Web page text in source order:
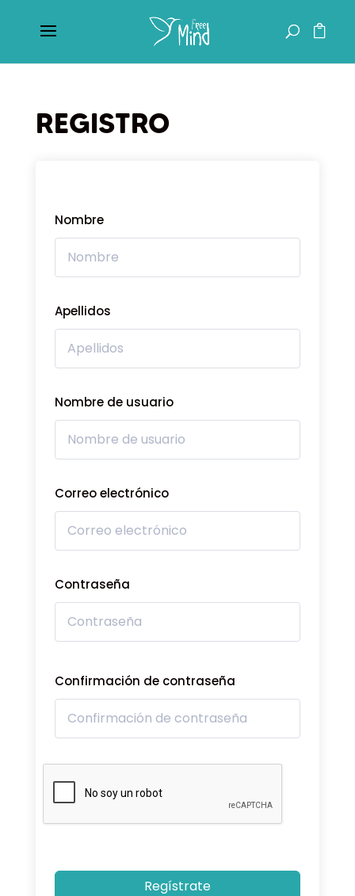
REGISTRO
Nombre
Apellidos
Nombre de usuario
Correo electrónico
Contraseña
Confirmación de contraseña
Regístrate